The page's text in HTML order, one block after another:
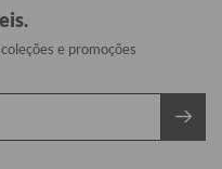
e promoções